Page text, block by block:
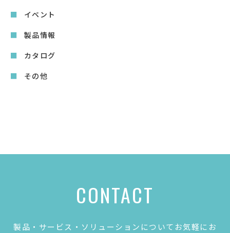
イベント
製品情報
カタログ
その他
CONTACT
製品・サービス・ソリューションについてお気軽にお